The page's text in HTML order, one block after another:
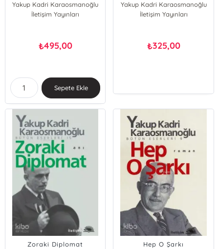
Yakup Kadri Karaosmanoğlu
İletişim Yayınları
₺495,00
Sepete Ekle
Yakup Kadri Karaosmanoğlu
İletişim Yayınları
₺325,00
Zoraki Diplomat Hep O Şarkı